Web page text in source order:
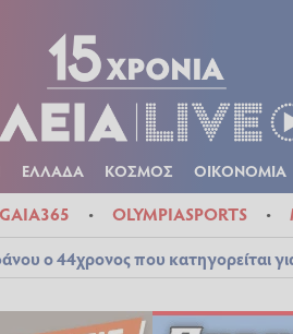
ΕΛΛΑΔΑ ΚΟΣΜΟΣ ΟΙΚΟΝΟΜΙΑ
GAIA365 OLYMPIASPORTS
ο 44χρονος που κατηγορείται